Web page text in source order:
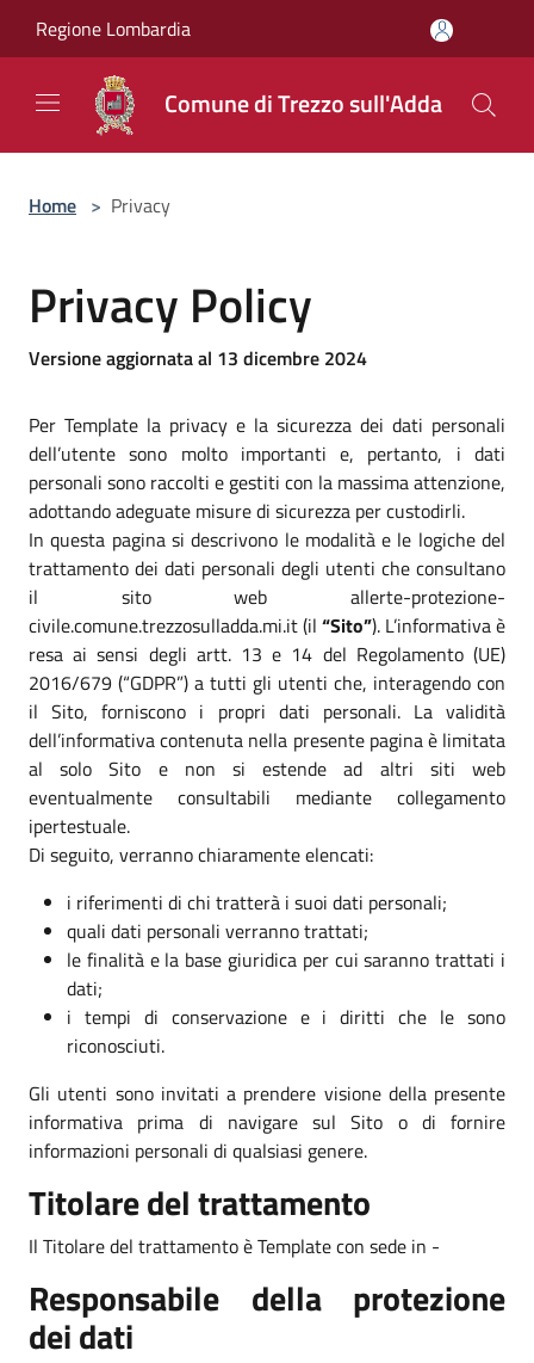
Regione Lombardia
Comune di Trezzo sull'Adda
Home > Privacy
Privacy Policy
Versione aggiornata al 13 dicembre 2024
Per Template la privacy e la sicurezza dei dati personali
dell’utente sono molto importanti e, pertanto, i dati
personali sono raccolti e gestiti con la massima attenzione,
adottando adeguate misure di sicurezza per custodirli.
In questa pagina si descrivono le modalità e le logiche del
trattamento dei dati personali degli utenti che consultano
il sito web allerte-protezione-
civile.comune.trezzosulladda.mi.it (il “Sito”). L’informativa è
resa ai sensi degli artt. 13 e 14 del Regolamento (UE)
2016/679 (“GDPR”) a tutti gli utenti che, interagendo con
il Sito, forniscono i propri dati personali. La validità
dell’informativa contenuta nella presente pagina è limitata
al solo Sito e non si estende ad altri siti web
eventualmente consultabili mediante collegamento
ipertestuale.
Di seguito, verranno chiaramente elencati:
i riferimenti di chi tratterà i suoi dati personali;
quali dati personali verranno trattati;
le finalità e la base giuridica per cui saranno trattati i
dati;
i tempi di conservazione e i diritti che le sono
riconosciuti.
Gli utenti sono invitati a prendere visione della presente
informativa prima di navigare sul Sito o di fornire
informazioni personali di qualsiasi genere.
Titolare del trattamento
Il Titolare del trattamento è Template con sede in -
Responsabile della protezione
dei dati